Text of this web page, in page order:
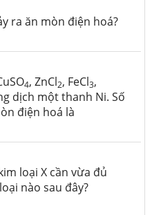
ra ăn mòn điện hoá?
4, ZnCl2, FeCl3,
dịch một thanh Ni. Số
điện hoá là
loại X cần vừa đủ
nào sau đây?